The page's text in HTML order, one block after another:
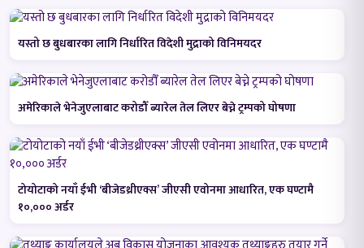
यस्तो छ बुधबारका लागि निर्धारित विदेशी मुद्राको विनिमयदर
अमेरिकाले भेनेजुएलाबाट करोडौँ ब्यारेल तेल लिएर बेच्ने ट्रम्पको घोषणा
टोयोटाको नयाँ ईभी ‘बीजेडथ्रीएक्स’ जीएसी एवोनमा आधारित, एक घण्टामै
१०,००० अर्डर